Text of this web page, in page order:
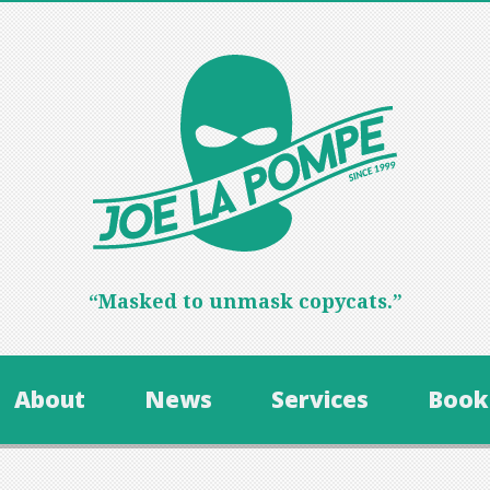
“Masked to unmask copycats.”
About News Services